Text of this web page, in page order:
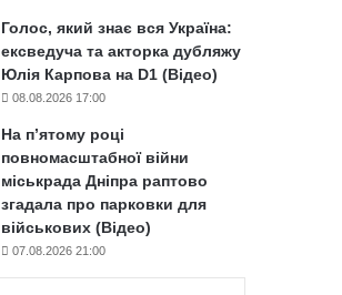
Голос, який знає вся Україна:
ексведуча та акторка дубляжу
Юлія Карпова на D1 (Відео)
08.08.2026 17:00
На п’ятому році
повномасштабної війни
міськрада Дніпра раптово
згадала про парковки для
військових (Відео)
07.08.2026 21:00